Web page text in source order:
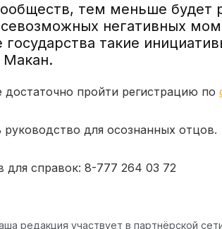
тем меньше будет
негативных
государства такие
Макан.
достаточно пройти регистрацию по
руководство для осознанных отцов.
для справок: 8-777 264 03 72
редакция участвует в партнёрской